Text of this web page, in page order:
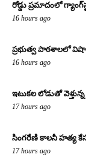
రోడ్డు ప్రమాదంలో
16 hours ago
ప్రభుత్వ పాఠశాలలో
16 hours ago
ఇటుకల లోడుతో
17 hours ago
సింగరేణి కాలనీ హత్య
17 hours ago